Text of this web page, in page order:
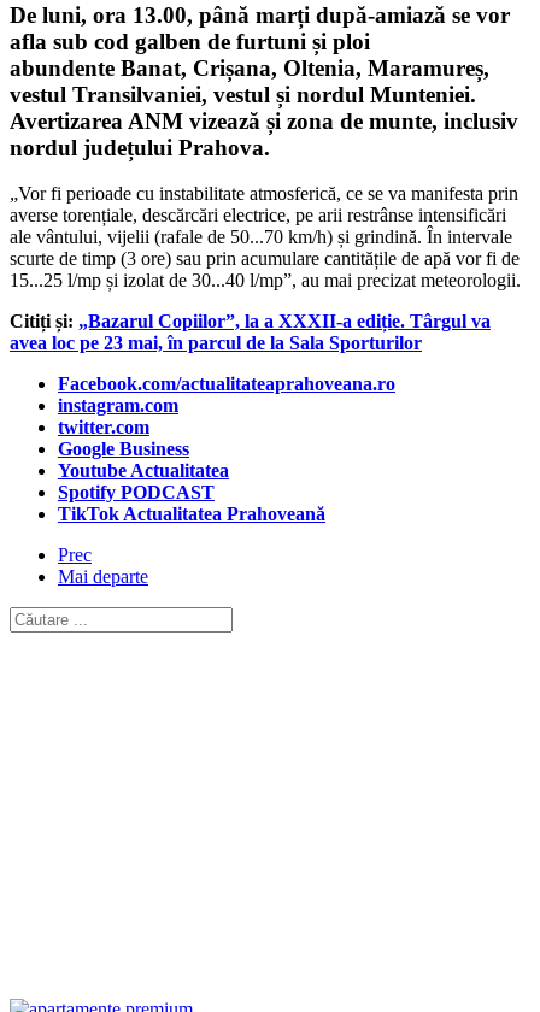
De luni, ora 13.00, până marți după-amiază se vor
afla sub cod galben de furtuni și ploi
abundente Banat, Crișana, Oltenia, Maramureș,
vestul Transilvaniei, vestul și nordul Munteniei.
Avertizarea ANM vizează și zona de munte, inclusiv
nordul județului Prahova.
„Vor fi perioade cu instabilitate atmosferică, ce se va manifesta prin
averse torențiale, descărcări electrice, pe arii restrânse intensificări
ale vântului, vijelii (rafale de 50...70 km/h) și grindină. În intervale
scurte de timp (3 ore) sau prin acumulare cantitățile de apă vor fi de
15...25 l/mp și izolat de 30...40 l/mp”, au mai precizat meteorologii.
Citiți și: „Bazarul Copiilor”, la a XXXII-a ediție. Târgul va
avea loc pe 23 mai, în parcul de la Sala Sporturilor
Facebook.com/actualitateaprahoveana.ro
instagram.com
twitter.com
Google Business
Youtube Actualitatea
Spotify PODCAST
TikTok Actualitatea Prahoveană
Prec
Mai departe